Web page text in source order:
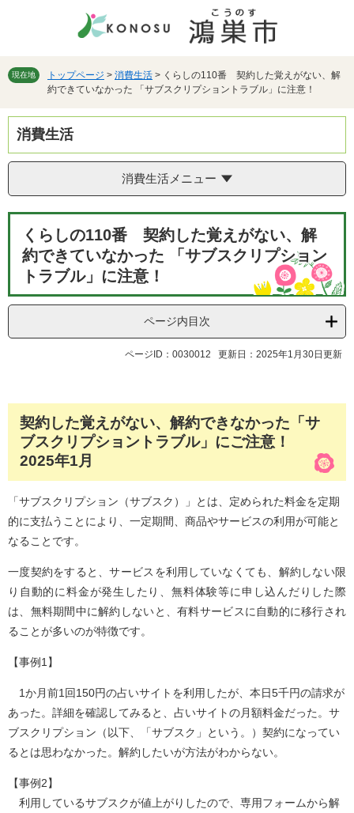
先
を
本
へ
現在地 トップページ > 消費生活 > くらしの110番 契約した覚えがない、解
約できていなかった 「サブスクリプショントラブル」に注意！
消費生活
消費生活メニュー
くらしの110番 契約した覚えがない、解
約できていなかった 「サブスクリプション
トラブル」に注意！
ページ内目次
ページID：0030012 更新日：2025年1月30日更新
契約した覚えがない、解約できなかった「サ
ブスクリプショントラブル」にご注意！
2025年1月
「サブスクリプション（サブスク）」とは、定められた料金を定期
的に支払うことにより、一定期間、商品やサービスの利用が可能と
なることです。
一度契約をすると、サービスを利用していなくても、解約しない限
り自動的に料金が発生したり、無料体験等に申し込んだりした際
は、無料期間中に解約しないと、有料サービスに自動的に移行され
ることが多いのが特徴です。
【事例1】
1か月前1回150円の占いサイトを利用したが、本日5千円の請求が
あった。詳細を確認してみると、占いサイトの月額料金だった。サ
ブスクリプション（以下、「サブスク」という。）契約になってい
るとは思わなかった。解約したいが方法がわからない。
【事例2】
利用しているサブスクが値上がりしたので、専用フォームから解